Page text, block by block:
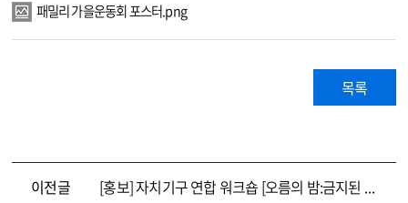
패밀리 가을운동회 포스터.png
목록
이전글 [홍보] 자치기구 연합 워크숍 [오름의 밤:금지된 수련회]